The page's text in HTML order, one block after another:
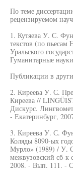
По теме
рецензируемом
1. Кутяева У. С.
текстов (по
Уральского
Гуманитарные
Публикации в
2. Киреева У. С.
Киреева //
Дискурс.
- Екатеринбург,
3. Киреева У. С.
Коляды 8090-ых
Мурло» (1989) / У.
межвузовский сб-к
2008. - Вып. 111. -